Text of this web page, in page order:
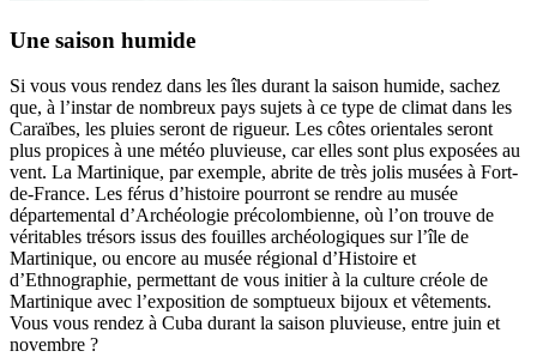
Une saison humide
Si vous vous rendez dans les îles durant la saison humide, sachez
que, à l’instar de nombreux pays sujets à ce type de climat dans les
Caraïbes, les pluies seront de rigueur. Les côtes orientales seront
plus propices à une météo pluvieuse, car elles sont plus exposées au
vent. La Martinique, par exemple, abrite de très jolis musées à Fort-
de-France. Les férus d’histoire pourront se rendre au musée
départemental d’Archéologie précolombienne, où l’on trouve de
véritables trésors issus des fouilles archéologiques sur l’île de
Martinique, ou encore au musée régional d’Histoire et
d’Ethnographie, permettant de vous initier à la culture créole de
Martinique avec l’exposition de somptueux bijoux et vêtements.
Vous vous rendez à Cuba durant la saison pluvieuse, entre juin et
novembre ?